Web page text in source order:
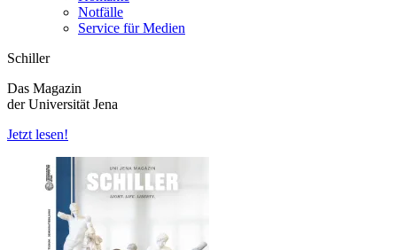
Notfälle
Service für Medien
Schiller
Das Magazin
der Universität Jena
Jetzt lesen!